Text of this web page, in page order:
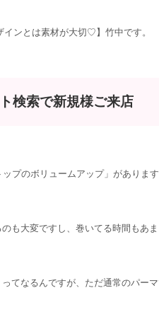
ンとは素材が大切♡】竹中です。
検索で新規様ご来店
プのボリュームアップ」があります
も大変ですし、巻いてる時間もあま
てなるんですが、ただ通常のパー